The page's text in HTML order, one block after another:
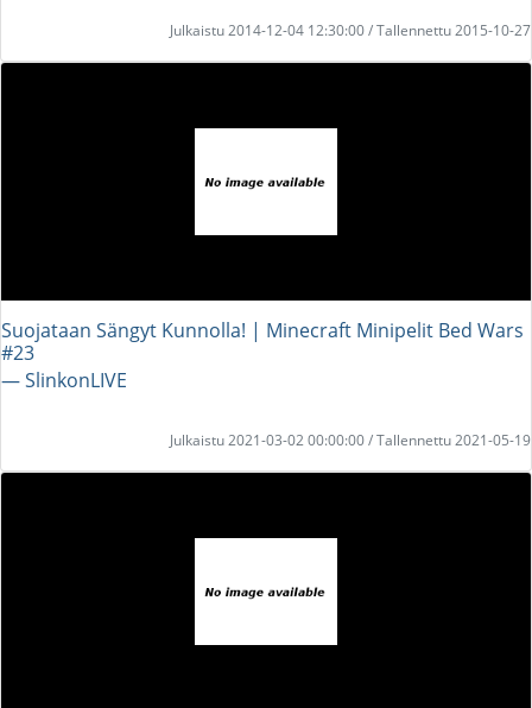
Julkaistu 2014-12-04 12:30:00 / Tallennettu 2015-10-27
Suojataan Sängyt Kunnolla! | Minecraft Minipelit Bed Wars
#23
― SlinkonLIVE
Julkaistu 2021-03-02 00:00:00 / Tallennettu 2021-05-19